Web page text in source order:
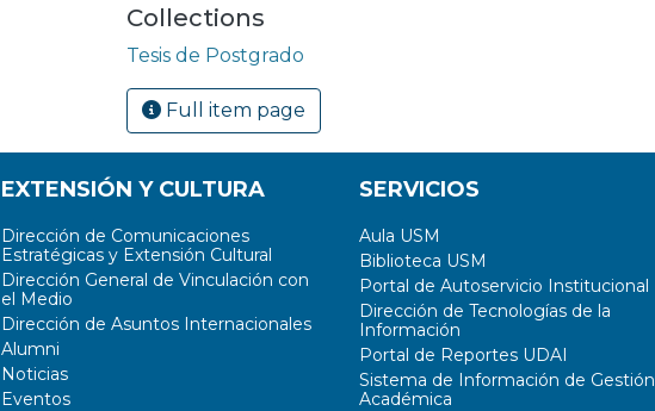
Collections
Tesis de Postgrado
Full item page
EXTENSIÓN Y CULTURA
Dirección de Comunicaciones
Estratégicas y Extensión Cultural
Dirección General de Vinculación con
el Medio
Dirección de Asuntos Internacionales
Alumni
Noticias
Eventos
SERVICIOS
Aula USM
Biblioteca USM
Portal de Autoservicio Institucional
Dirección de Tecnologías de la
Información
Portal de Reportes UDAI
Sistema de Información de Gestión
Académica